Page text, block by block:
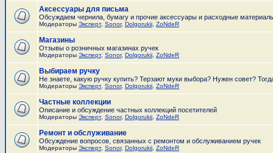
Аксессуары для письма
Обсуждаем чернила, бумагу и прочие аксессуары и расходные
Модераторы Эксперт, Sonor, Dolgorukii ZoNdeR
Магазины
Отзывы о розничных магазинах ручек
Модераторы Эксперт, Sonor, Dolgorukii ZoNdeR
Выбираем ручку
Не знаете, какую ручку купить? Терзают муки выбора? Нужен совет?
Модераторы Эксперт, Sonor, Dolgorukii ZoNdeR
Частные коллекции
Описание и обсуждение частных коллекций посетителей
Модераторы Эксперт, Sonor, Dolgorukii ZoNdeR
Ремонт и обслуживание
Обсуждение вопросов, связанных с ремонтом и обслуживанием ручек
Модераторы Эксперт, Sonor, Dolgorukii ZoNdeR